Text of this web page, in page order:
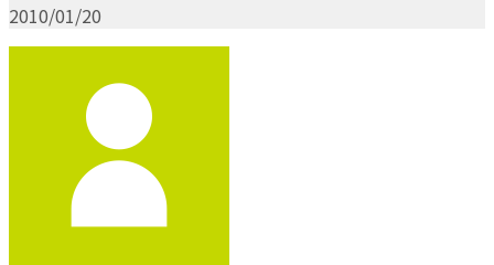
2010/01/20